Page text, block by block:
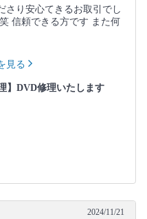
さり安心てきるお取引でし
信頼できる方です また何
見る
】DVD修理いたします
2024/11/21